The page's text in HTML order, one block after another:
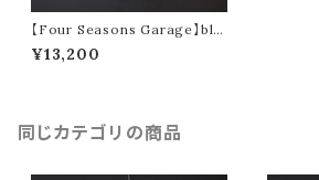
【Four Seasons Garage】blo
ck pattern short pants (whit
e)
¥13,200
同じカテゴリの商品